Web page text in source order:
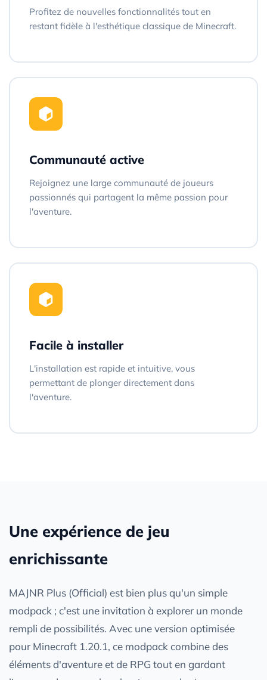
Profitez de nouvelles fonctionnalités tout en
restant fidèle à l'esthétique classique de Minecraft.
Communauté active
Rejoignez une large communauté de joueurs
passionnés qui partagent la même passion pour
l'aventure.
Facile à installer
L'installation est rapide et intuitive, vous
permettant de plonger directement dans
l'aventure.
Une expérience de jeu
enrichissante
MAJNR Plus (Official) est bien plus qu'un simple
modpack ; c'est une invitation à explorer un monde
rempli de possibilités. Avec une version optimisée
pour Minecraft 1.20.1, ce modpack combine des
éléments d'aventure et de RPG tout en gardant